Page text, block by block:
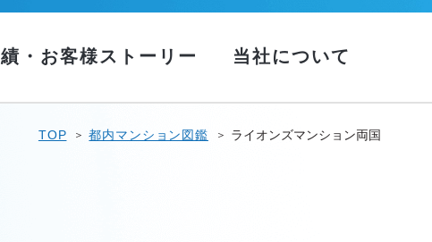
・お客様ストーリー 当社について
TOP 都内マンション図鑑 ライオンズマンション両国